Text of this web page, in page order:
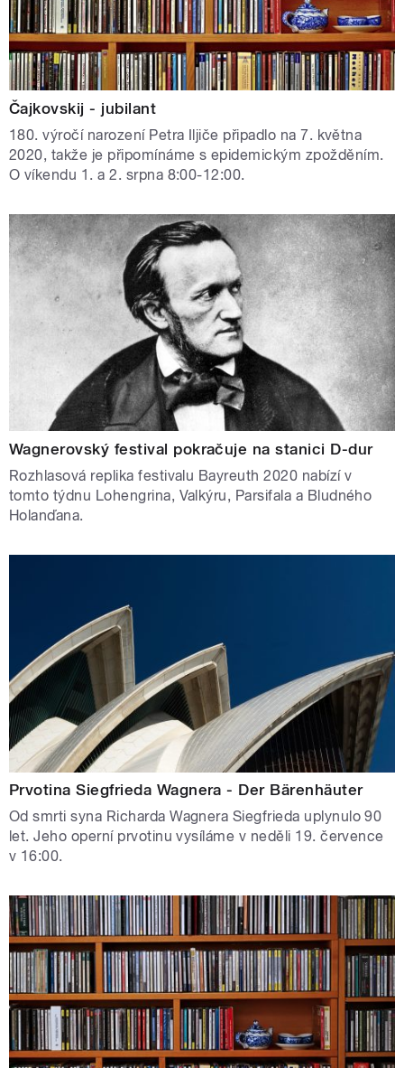
Čajkovskij - jubilant
180. výročí narození Petra Iljiče připadlo na 7. května
2020, takže je připomínáme s epidemickým zpožděním.
O víkendu 1. a 2. srpna 8:00-12:00.
Wagnerovský festival pokračuje na stanici D-dur
Rozhlasová replika festivalu Bayreuth 2020 nabízí v
tomto týdnu Lohengrina, Valkýru, Parsifala a Bludného
Holanďana.
Prvotina Siegfrieda Wagnera - Der Bärenhäuter
Od smrti syna Richarda Wagnera Siegfrieda uplynulo 90
let. Jeho operní prvotinu vysíláme v neděli 19. července
v 16:00.